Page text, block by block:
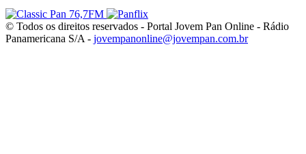
© Todos os direitos reservados - Portal Jovem Pan Online - Rádio
Panamericana S/A - jovempanonline@jovempan.com.br